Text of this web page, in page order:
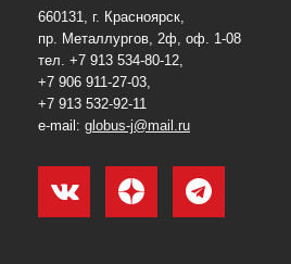
660131, г. Красноярск,
пр. Металлургов, 2ф, оф. 1-08
тел. +7 913 534-80-12,
+7 906 911-27-03,
+7 913 532-92-11
e-mail: globus-j@mail.ru